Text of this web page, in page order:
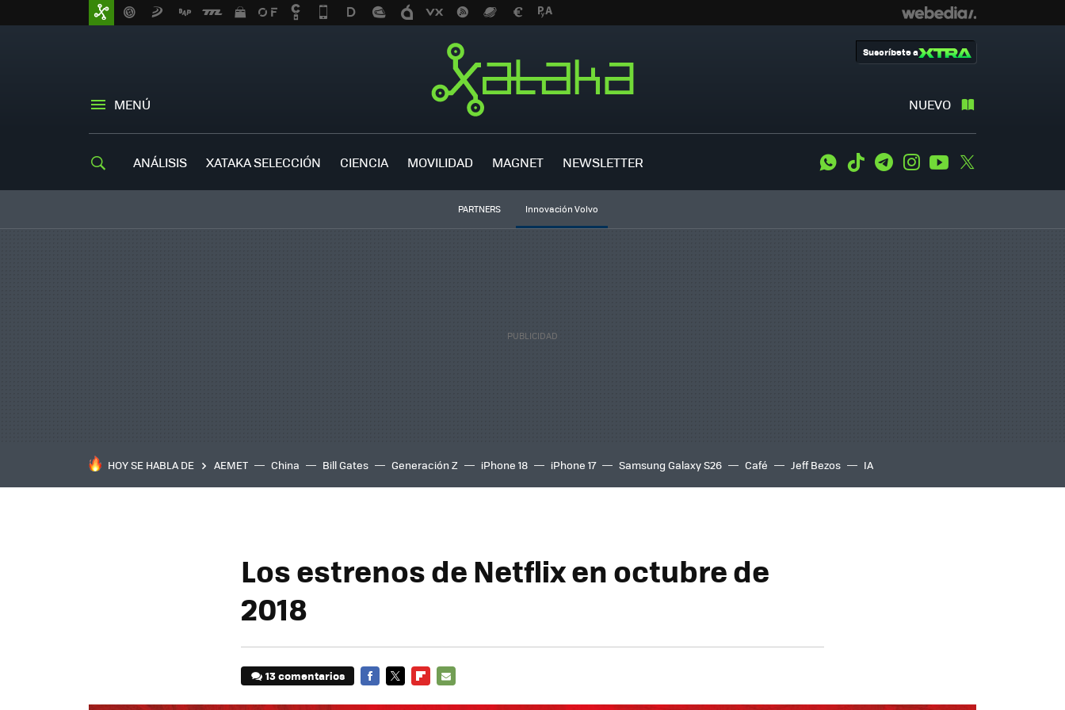
MENÚ NUEVO
Suscríbete a
ANÁLISIS XATAKA SELECCIÓN CIENCIA MOVILIDAD MAGNET NEWSLETTER WhatsApp
Tiktok TelegramInstagramYoutube
PARTNERS Innovación Volvo
HOY SE HABLA DE AEMET China Bill Gates Generación Z iPhone 18 iPhone 17 Samsung Galaxy S26 Café Jeff Bezos IA
Los estrenos de Netflix en octubre de
2018
13 comentarios